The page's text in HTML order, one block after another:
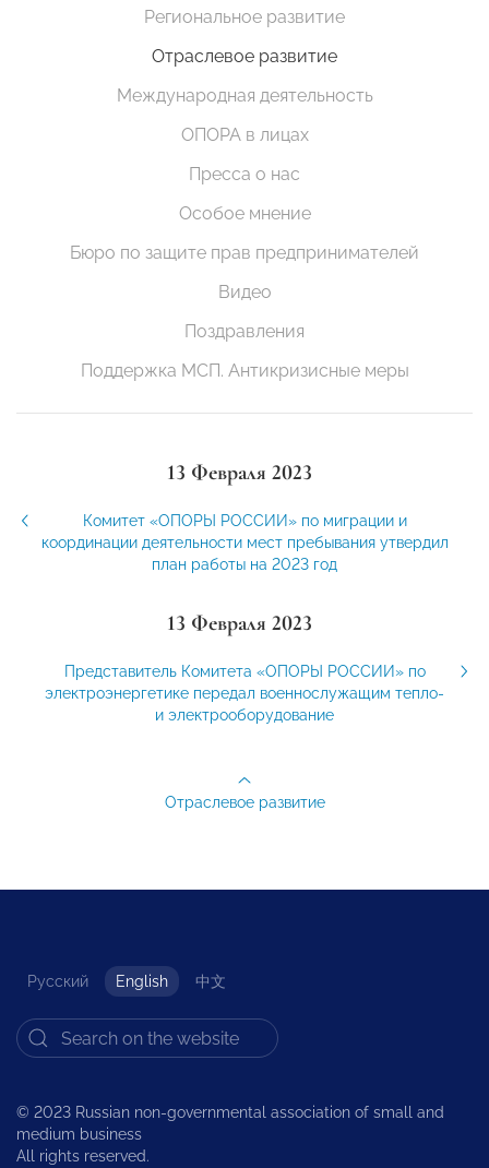
Региональное развитие
Отраслевое развитие
Международная деятельность
ОПОРА в лицах
Пресса о нас
Особое мнение
Бюро по защите прав предпринимателей
Видео
Поздравления
Поддержка МСП. Антикризисные меры
13 Февраля 2023
Комитет «ОПОРЫ РОССИИ» по миграции и
координации деятельности мест пребывания утвердил
план работы на 2023 год
13 Февраля 2023
Представитель Комитета «ОПОРЫ РОССИИ» по
электроэнергетике передал военнослужащим тепло-
и электрооборудование
Отраслевое развитие
Русский English 中文
© 2023 Russian non-governmental association of small and
medium business
All rights reserved.